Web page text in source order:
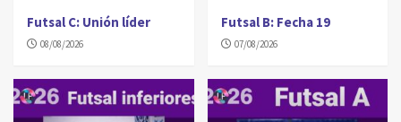
Futsal C: Unión líder
08/08/2026
Futsal B: Fecha 19
07/08/2026